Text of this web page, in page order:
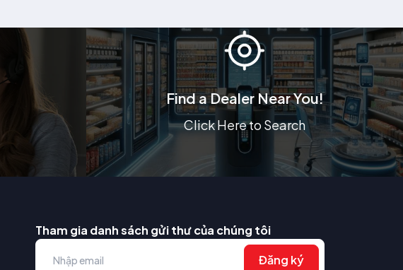
Find a Dealer Near You!
Click Here to Search
Tham gia danh sách gửi thư của chúng tôi
Đăng ký